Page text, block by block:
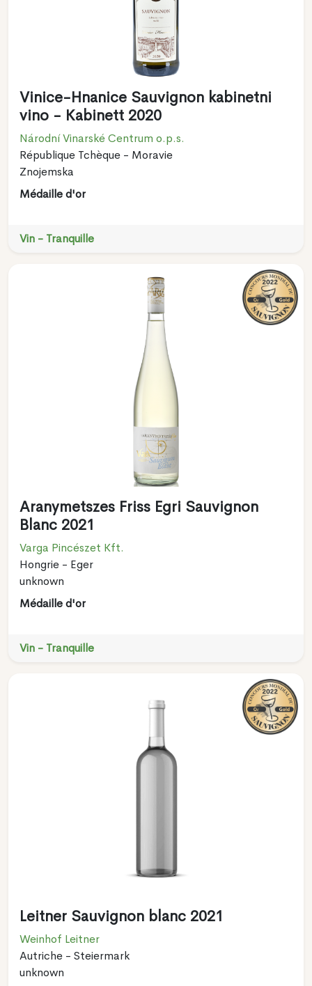
Vinice-Hnanice Sauvignon kabinetni
vino - Kabinett 2020
Národní Vinarské Centrum o.p.s.
République Tchèque - Moravie
Znojemska
Médaille d'or
Vin - Tranquille
Aranymetszes Friss Egri Sauvignon
Blanc 2021
Varga Pincészet Kft.
Hongrie - Eger
unknown
Médaille d'or
Vin - Tranquille
Leitner Sauvignon blanc 2021
Weinhof Leitner
Autriche - Steiermark
unknown